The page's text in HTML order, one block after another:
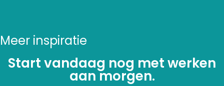
Meer inspiratie
Start vandaag nog met werken
aan morgen.